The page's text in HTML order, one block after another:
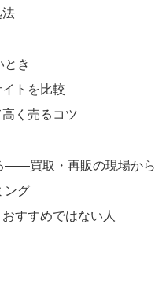
とき
トを比較
く売るコツ
——買取・再販の現場から
ング
すすめではない人